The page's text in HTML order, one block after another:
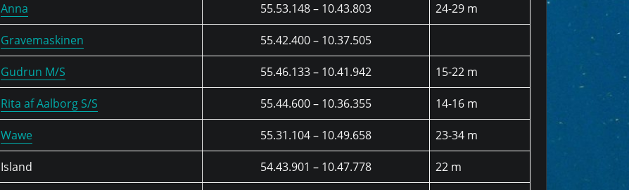
Anna 55.53.148 – 10.43.803 24-29 m
Gravemaskinen 55.42.400 – 10.37.505
Gudrun M/S 55.46.133 – 10.41.942 15-22 m
Rita af Aalborg S/S 55.44.600 – 10.36.355 14-16 m
Wawe 55.31.104 – 10.49.658 23-34 m
Island 54.43.901 – 10.47.778 22 m